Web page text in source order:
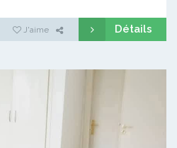
J'aime Détails